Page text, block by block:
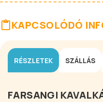
KAPCSOLÓDÓ
RÉSZLETEK SZÁLLÁS
FARSANGI